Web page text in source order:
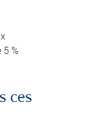
%
ces